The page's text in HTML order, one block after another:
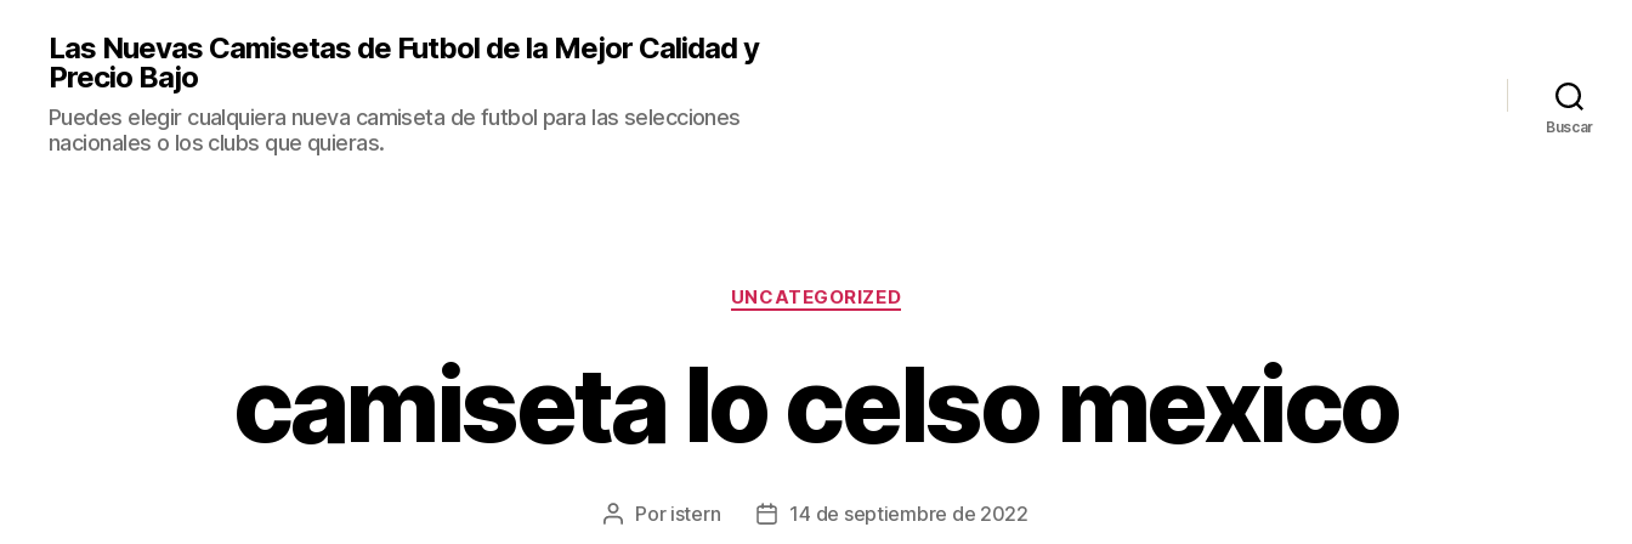
Las Nuevas Camisetas de Futbol de la Mejor Calidad y
Precio Bajo
Puedes elegir cualquiera nueva camiseta de futbol para las selecciones
nacionales o los clubs que quieras.
Buscar
Categorías
UNCATEGORIZED
camiseta lo celso mexico
Autor
Por istern
Fecha14 de septiembre de 2022